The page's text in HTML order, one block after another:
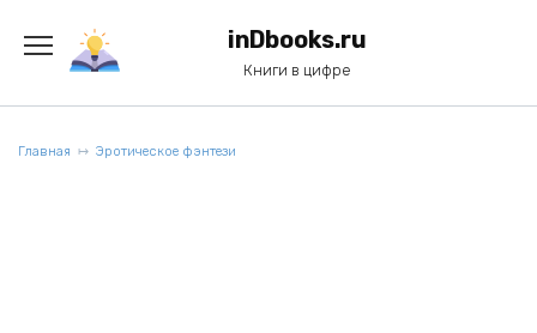
содержанию
inDbooks.ru
Книги в цифре
Главная Эротическое фэнтези